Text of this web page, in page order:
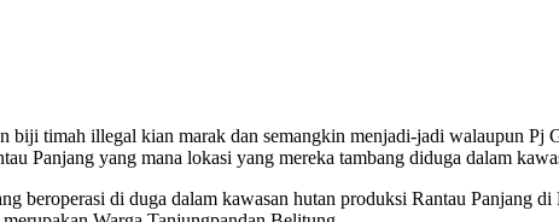
biji timah illegal kian marak dan semangkin menjadi-jadi walaupun
Panjang yang mana lokasi yang mereka tambang diduga dalam
beroperasi di duga dalam kawasan hutan produksi Rantau Panjang